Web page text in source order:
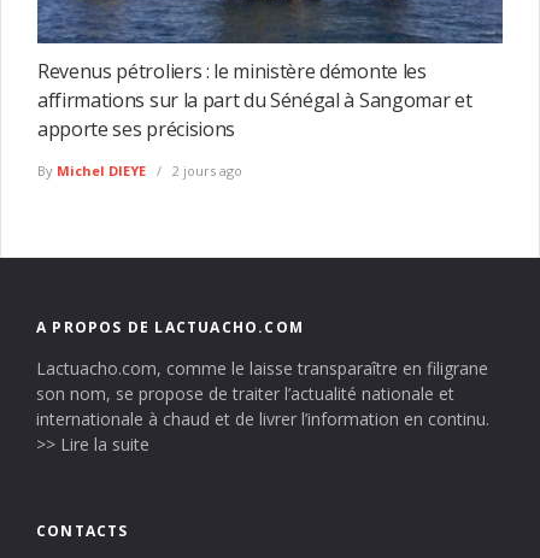
Revenus pétroliers : le ministère démonte les
affirmations sur la part du Sénégal à Sangomar et
apporte ses précisions
By Michel DIEYE 2 jours ago
A PROPOS DE LACTUACHO.COM
Lactuacho.com, comme le laisse transparaître en filigrane
son nom, se propose de traiter l’actualité nationale et
internationale à chaud et de livrer l’information en continu.
>> Lire la suite
CONTACTS